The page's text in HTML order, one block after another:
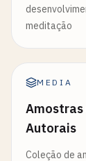
meditação
MEDIA
Amostras
Autorais
Coleção de